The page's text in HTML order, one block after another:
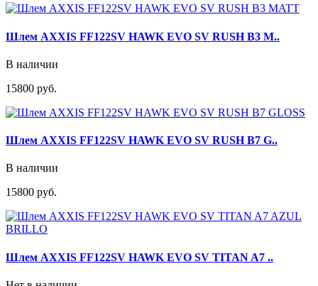
Шлем AXXIS FF122SV HAWK EVO SV RUSH B3 M..
В наличии
15800 руб.
Шлем AXXIS FF122SV HAWK EVO SV RUSH B7 G..
В наличии
15800 руб.
Шлем AXXIS FF122SV HAWK EVO SV TITAN A7 ..